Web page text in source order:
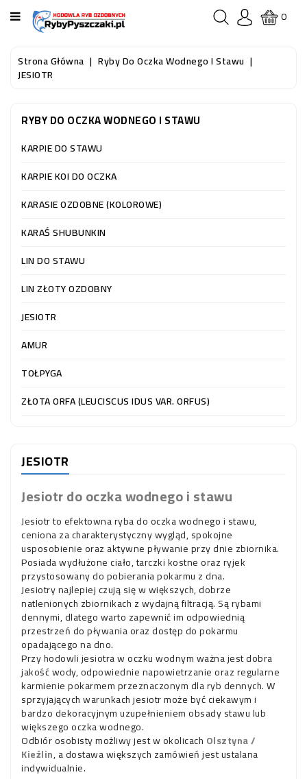
KATEGORIA
STRONA
GŁÓWNA
AKWARIOWE
RYBY
DO
WODNEGO
STAWU
AKWARYSTYKA
(SPRZĘT)
OCZKO
(SPRZĘT)
KONTAKT
NAMI
0
Strona Główna Ryby Do Oczka Wodnego I Stawu
JESIOTR
RYBY DO OCZKA WODNEGO I STAWU
KARPIE DO STAWU
KARPIE KOI DO OCZKA
KARASIE OZDOBNE (KOLOROWE)
KARAŚ SHUBUNKIN
LIN DO STAWU
LIN ZŁOTY OZDOBNY
JESIOTR
AMUR
TOŁPYGA
ZŁOTA ORFA (LEUCISCUS IDUS VAR. ORFUS)
JESIOTR
Jesiotr do oczka wodnego i stawu
Jesiotr to efektowna ryba do oczka wodnego i stawu,
ceniona za charakterystyczny wygląd, spokojne
usposobienie oraz aktywne pływanie przy dnie zbiornika.
Posiada wydłużone ciało, tarczki kostne oraz ryjek
przystosowany do pobierania pokarmu z dna.
Jesiotry najlepiej czują się w większych, dobrze
natlenionych zbiornikach z wydajną filtracją. Są rybami
dennymi, dlatego warto zapewnić im odpowiednią
przestrzeń do pływania oraz dostęp do pokarmu
opadającego na dno.
Przy hodowli jesiotra w oczku wodnym ważna jest dobra
jakość wody, odpowiednie napowietrzanie oraz regularne
karmienie pokarmem przeznaczonym dla ryb dennych. W
sprzyjających warunkach jesiotr może być ciekawym i
bardzo dekoracyjnym uzupełnieniem obsady stawu lub
większego oczka wodnego.
Odbiór osobisty możliwy jest w okolicach Olsztyna /
Kieźlin, a dostawa większych zamówień jest ustalana
indywidualnie.